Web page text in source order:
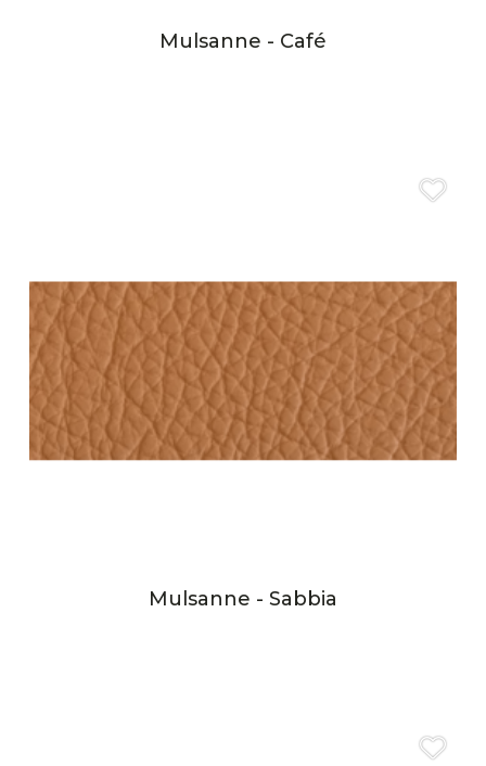
Mulsanne - Café
Mulsanne - Sabbia